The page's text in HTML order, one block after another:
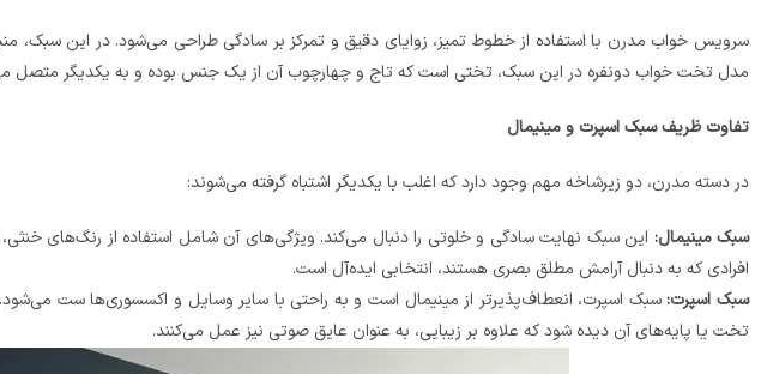
سرویس خواب مدرن با استفاده از خطوط تمیز، زوایای دقیق و تمرکز بر سادگی طراحی می‌شود. در این
مدل تخت خواب دونفره در این سبک، تختی است که تاج و چهارچوب آن از یک جنس بوده و به یکدیگر متصل
تفاوت ظریف سبک اسپرت و مینیمال
در دسته مدرن، دو زیرشاخه مهم وجود دارد که اغلب با یکدیگر اشتباه گرفته می‌شوند:
سبک مینیمال: این سبک نهایت سادگی و خلوتی را دنبال می‌کند. ویژگی‌های آن شامل استفاده از رنگ‌های
افرادی که به دنبال آرامش مطلق بصری هستند، انتخابی ایده‌آل است.
سبک اسپرت:سبک اسپرت، انعطاف‌پذیرتر از مینیمال است و به راحتی با سایر وسایل و اکسسوری‌ها ست
تخت یا پایه‌های آن دیده شود که علاوه بر زیبایی، به عنوان عایق صوتی نیز عمل می‌کنند.